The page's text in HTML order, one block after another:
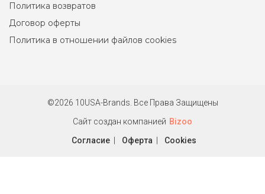
Политика возвратов
Договор оферты
Политика в отношении файлов cookies
©2026 10USA-Brands. Все Права Защищены
Сайт создан компанией Bizoo
Согласие
Оферта Cookies